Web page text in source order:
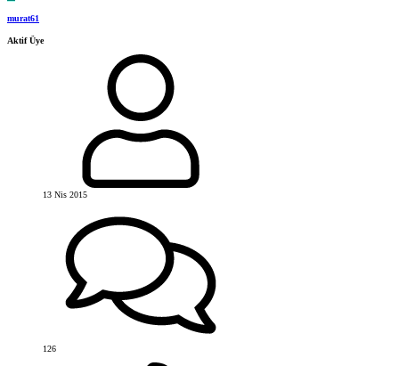
murat61
Aktif Üye
13 Nis 2015
126